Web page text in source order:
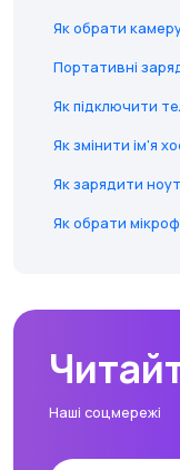
Як обрати
Портативні
Як підключити
Як змінити ім'я
Як зарядити
Як обрати
Наші соцмережі